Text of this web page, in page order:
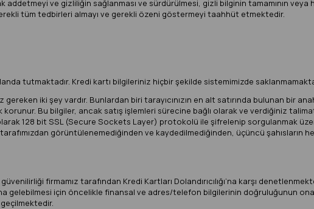
ve gizliliğin sağlanması ve sürdürülmesi, gizli bilginin tamamının veya
tüm tedbirleri almayı ve gerekli özeni göstermeyi taahhüt etmektedir.
tutmaktadır. Kredi kartı bilgileriniz hiçbir şekilde sistemimizde
iki şey vardır. Bunlardan biri tarayıcınızın en alt satırında bulunan bir
Bu bilgiler, ancak satış işlemleri sürecine bağlı olarak ve verdiğiniz
128 bit SSL (Secure Sockets Layer) protokolü ile şifrelenip sorgulanmak
görüntülenemediğinden ve kaydedilmediğinden, üçüncü şahısların
firmamız tarafından Kredi Kartları Dolandırıcılığı’na karşı
için öncelikle finansal ve adres/telefon bilgilerinin doğruluğunun